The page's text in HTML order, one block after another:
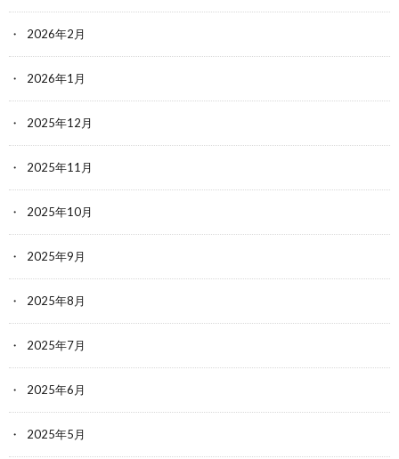
2026年2月
2026年1月
2025年12月
2025年11月
2025年10月
2025年9月
2025年8月
2025年7月
2025年6月
2025年5月